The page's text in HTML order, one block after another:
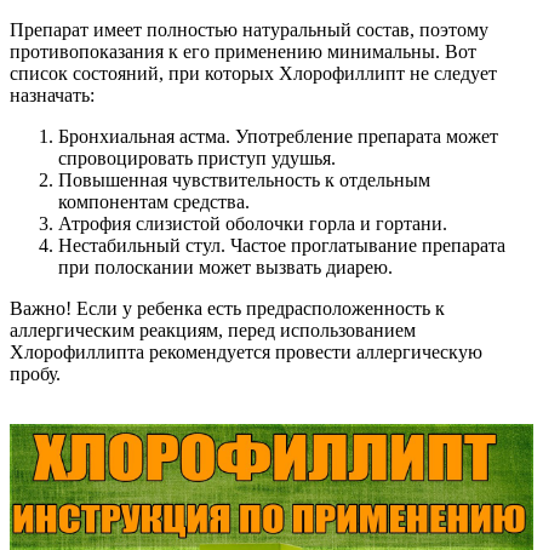
Препарат имеет полностью натуральный состав, поэтому
противопоказания к его применению минимальны. Вот
список состояний, при которых Хлорофиллипт не следует
назначать:
Бронхиальная астма. Употребление препарата может
спровоцировать приступ удушья.
Повышенная чувствительность к отдельным
компонентам средства.
Атрофия слизистой оболочки горла и гортани.
Нестабильный стул. Частое проглатывание препарата
при полоскании может вызвать диарею.
Важно! Если у ребенка есть предрасположенность к
аллергическим реакциям, перед использованием
Хлорофиллипта рекомендуется провести аллергическую
пробу.